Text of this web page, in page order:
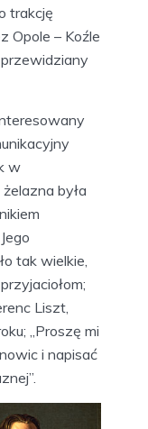
trakcję
Opole – Koźle
w
była
tak wielkie,
Liszt,
„Proszę mi
i napisać